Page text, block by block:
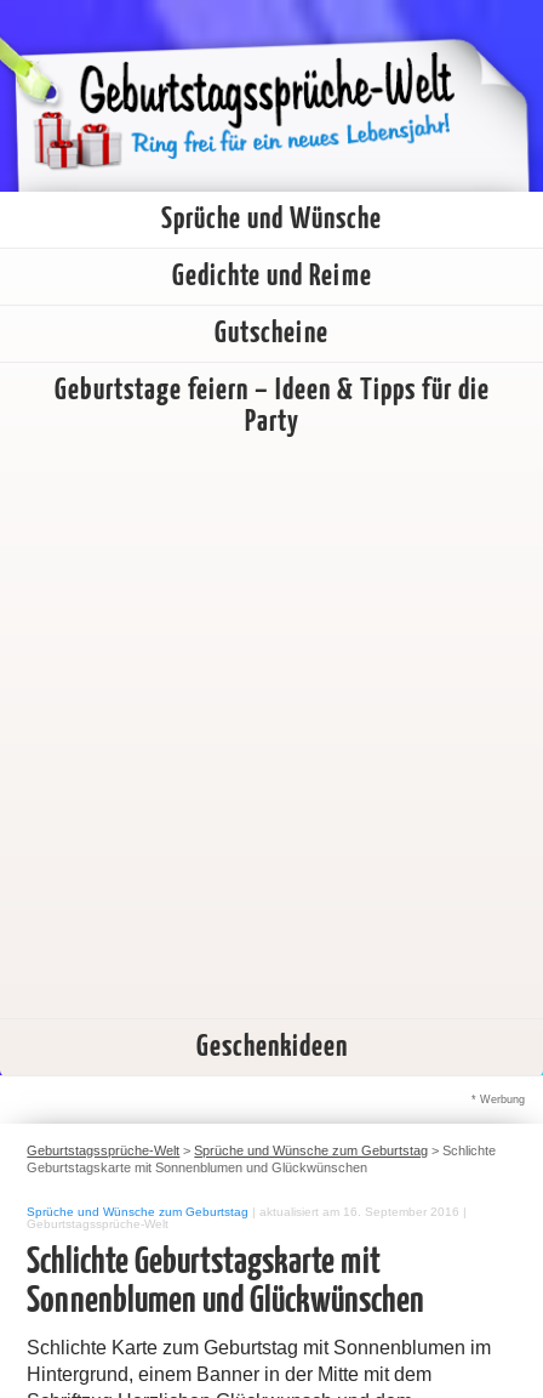
Sprüche und Wünsche
Gedichte und Reime
Gutscheine
Geburtstage feiern – Ideen & Tipps für die
Party
Geschenkideen
* Werbung
Geburtstagssprüche-Welt >Sprüche und Wünsche zum Geburtstag >Schlichte
Geburtstagskarte mit Sonnenblumen und Glückwünschen
Sprüche und Wünsche zum Geburtstag aktualisiert am 16. September 2016
Geburtstagssprüche-Welt
Schlichte Geburtstagskarte mit
Sonnenblumen und Glückwünschen
Schlichte Karte zum Geburtstag mit Sonnenblumen im
Hintergrund, einem Banner in der Mitte mit dem